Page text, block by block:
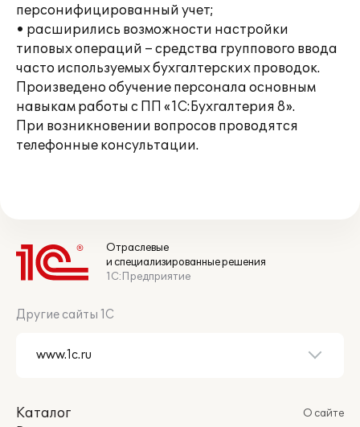
персонифицированный учет;
• расширились возможности настройки
типовых операций – средства группового ввода
часто используемых бухгалтерских проводок.
Произведено обучение персонала основным
навыкам работы с ПП «1С:Бухгалтерия 8».
При возникновении вопросов проводятся
телефонные консультации.
Отраслевые
и специализированные решения
1С:Предприятие
Другие сайты 1С
Каталог
О сайте